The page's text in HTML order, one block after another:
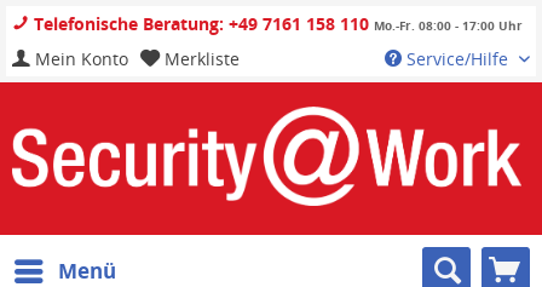
Telefonische Beratung: +49 7161 158 110 Mo.-Fr. 08:00 - 17:00 Uhr
Service/Hilfe
Mein Konto Merkliste
Menü